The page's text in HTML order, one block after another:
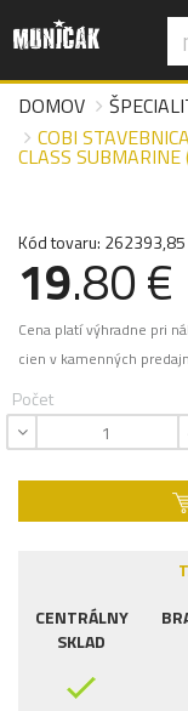
DOMOV
COBI
CLASS
Kód tovaru: 262393,85
19.80 €
Cena platí výhradne pri
cien v kamenných
Počet
CENTRÁLNY
SKLAD